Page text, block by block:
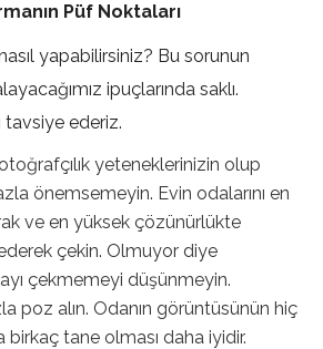
Püf Noktaları
yapabilirsiniz? Bu sorunun
ipuçlarında saklı.
tavsiye ederiz.
yeteneklerinizin olup
önemsemeyin. Evin odalarını en
ve en yüksek çözünürlükte
çekin. Olmuyor diye
çekmemeyi düşünmeyin.
poz alın. Odanın görüntüsünün hiç
birkaç tane olması daha iyidir.